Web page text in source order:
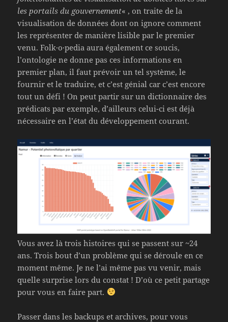
les portails du gouvernement« , on traite de la
visualisation de données dont on ignore comment
les représenter de manière lisible par le premier
venu. Folk·o·pedia aura également ce soucis,
l’ontologie ne donne pas ces informations en
premier plan, il faut prévoir un tel système, le
fournir et le traduire, et c’est génial car c’est encore
tout un défi ! On peut partir sur un dictionnaire des
prédicats par exemple, d’ailleurs celui-ci est déjà
nécessaire en l’état du développement courant.
Vous avez là trois histoires qui se passent sur ~24
ans. Trois bout d’un problème qui se déroule en ce
moment même. Je ne l’ai même pas vu venir, mais
quelle surprise lors du constat ! D’où ce petit partage
pour vous en faire part.
Passer dans les backups et archives, pour vous